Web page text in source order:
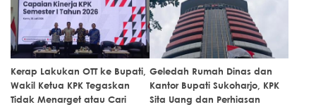
Kerap Lakukan OTT ke Bupati,
Wakil Ketua KPK Tegaskan
Tidak Menarget atau Cari
Geledah Rumah Dinas dan
Kantor Bupati Sukoharjo, KPK
Sita Uang dan Perhiasan